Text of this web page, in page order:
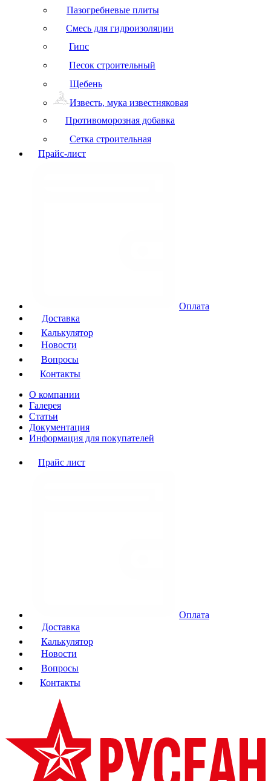
Пазогребневые плиты
Смесь для гидроизоляции
Гипс
Песок строительный
Щебень
Известь, мука известняковая
Противоморозная добавка
Сетка строительная
Прайс-лист
Оплата
Доставка
Калькулятор
Новости
Вопросы
Контакты
О компании
Галерея
Статьи
Документация
Информация для покупателей
Прайс лист
Оплата
Доставка
Калькулятор
Новости
Вопросы
Контакты